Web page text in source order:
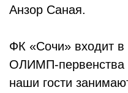
Анзор Саная.
ФК «Сочи» входит
ОЛИМП-первенства
наши гости